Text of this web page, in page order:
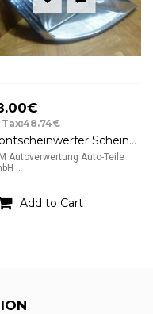
Tax:48.74€
Frontscheinwerfer Scheinwerfer Ford Focus 1 rechts Beifahrerseite
Autoverwertung Auto-Teile
..
Add to Cart